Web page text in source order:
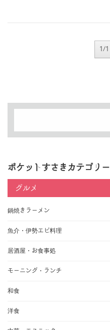
1/1
ポケットすさきカテゴリー
グルメ
鍋焼きラーメン
魚介・伊勢エビ料理
居酒屋・お食事処
モーニング・ランチ
和食
洋食